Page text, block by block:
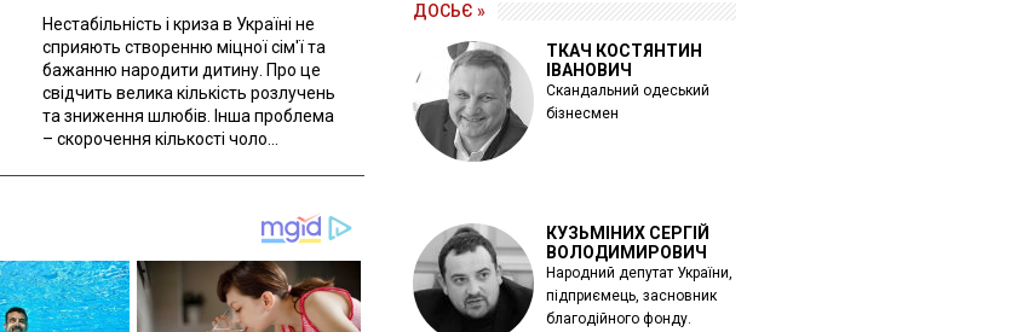
Нестабільність і криза в Україні не
сприяють створенню міцної сім'ї та
бажанню народити дитину. Про це
свідчить велика кількість розлучень
та зниження шлюбів. Інша проблема
– скорочення кількості чоло...
ДОСЬЄ »
ТКАЧ КОСТЯНТИН
ІВАНОВИЧ
Скандальний одеський
бізнесмен
КУЗЬМІНИХ СЕРГІЙ
ВОЛОДИМИРОВИЧ
Народний депутат України,
підприємець, засновник
благодійного фонду.